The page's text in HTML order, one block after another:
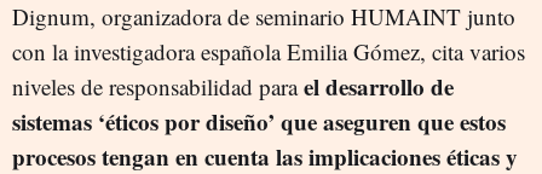
Dignum, organizadora de seminario HUMAINT junto
con la investigadora española Emilia Gómez, cita varios
niveles de responsabilidad parael desarrollo de
sistemas ‘éticos por diseño’ que aseguren que estos
procesos tengan en cuenta las implicaciones éticas y